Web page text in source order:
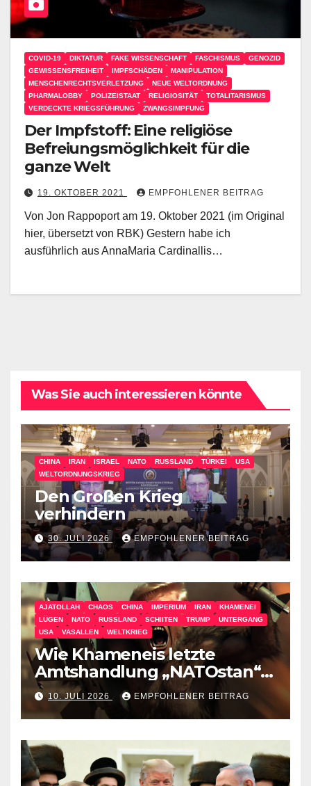
COVID-19 DIKTATUR FAKE WISSENSCHAFT FASCHISMUS
GENOZID
GEWISSENSFREIHEIT
IMPFSCHÄDEN
MANIPULATION
MENSCHENRECHTSVERLETZUNG
NEUE WELTORDNUNG
PHARMALOBBY
POLIZEISTAAT RELIGIOSITÄT
TOTALITARISMUS
VERDECKTE KRIEGSFÜHRUNG
ZWANGSIMPFUNG
Der Impfstoff: Eine religiöse
Befreiungsmöglichkeit für die
ganze Welt
19. OKTOBER 2021 EMPFOHLENER BEITRAG
Von Jon Rappoport am 19. Oktober 2021 (im Original
hier, übersetzt von RBK) Gestern habe ich
ausführlich aus AnnaMaria Cardinallis…
Was Sie auch interessieren könnte
CHINA IRAN ISRAEL NATO RUSSLAND TÜRKEI
USA
WELTORDNUNGSKRIEG
Den Großen Krieg
verhindern
30. JULI 2026 EMPFOHLENER BEITRAG
AJATOLLAH CHAOS CHINA IMPERIUM IRAN
KHAMENEI
LÜGEN
NATO RUSSLAND SCHIITEN TRUMP
UNTERGANG
USA
VASALLEN WELTKRIEG
Wie Khameneis letzte
Amtshandlung „NATOstan“
besiegt
10. JULI 2026 EMPFOHLENER BEITRAG